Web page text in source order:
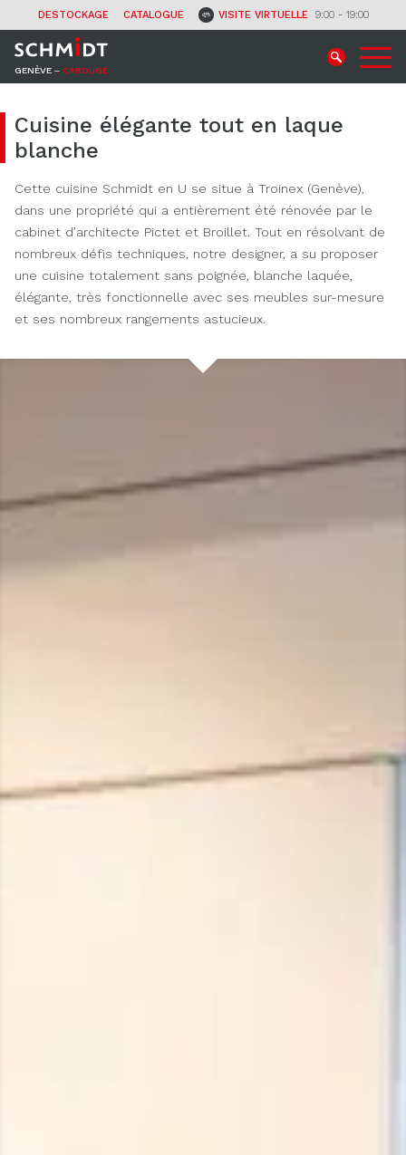
DESTOCKAGE CATALOGUE 9:00 - 19:00
VISITE VIRTUELLE
GENÈVE ‒ CAROUGE
CONTACT
Cuisine élégante tout en laque
blanche
Cette cuisine Schmidt en U se situe à Troinex (Genève),
dans une propriété qui a entièrement été rénovée par le
cabinet d’architecte Pictet et Broillet. Tout en résolvant de
nombreux défis techniques, notre designer, a su proposer
une cuisine totalement sans poignée, blanche laquée,
élégante, très fonctionnelle avec ses meubles sur-mesure
et ses nombreux rangements astucieux.